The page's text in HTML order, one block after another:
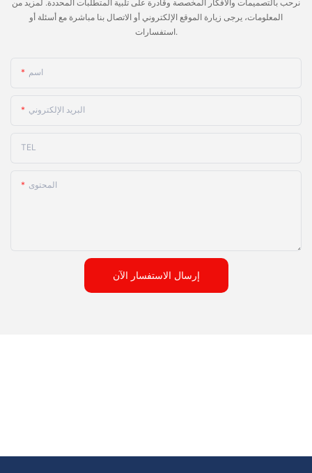
نرحب بالتصميمات والأفكار المخصصة وقادرة على تلبية المتطلبات المحددة. لمزيد من
المعلومات، يرجى زيارة الموقع الإلكتروني أو الاتصال بنا مباشرة مع أسئلة أو
استفسارات.
اسم
البريد الإلكتروني
TEL
المحتوى
إرسال الاستفسار الآن